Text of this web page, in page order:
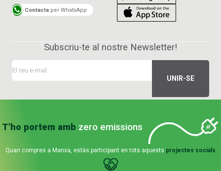
Contacta per WhatsApp
Subscriu-te al nostre Newsletter!
T'ho portem amb zero emissions
Quan compres a Manxa, estàs participant en tots aquests projectes socials